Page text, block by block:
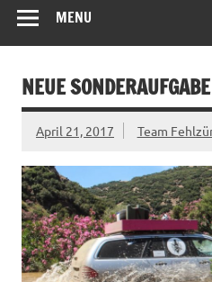
MENU
NEUE
April 21, 2017 Team